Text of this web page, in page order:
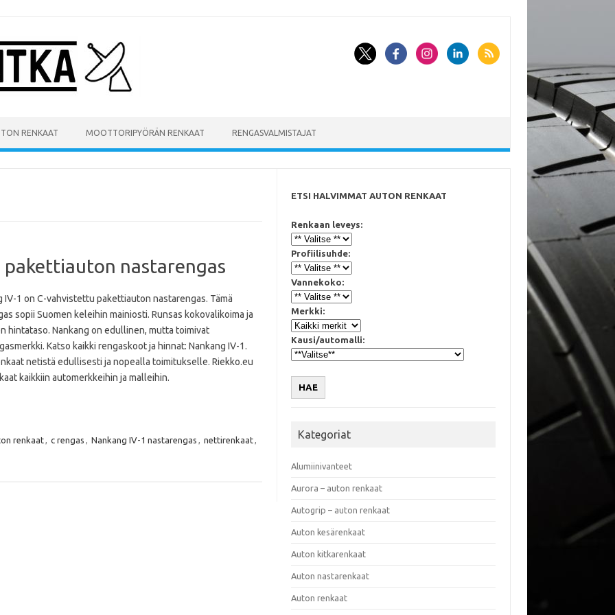
RENKAAT MOOTTORIPYÖRÄN RENKAAT RENGASVALMISTAJAT
pakettiauton nastarengas
IV-1 on C-vahvistettu pakettiauton nastarengas. Tämä
sopii Suomen keleihin mainiosti. Runsas kokovalikoima ja
hintataso. Nankang on edullinen, mutta toimivat
Katso kaikki rengaskoot ja hinnat: Nankang IV-1.
netistä edullisesti ja nopealla toimitukselle. Riekko.eu
kaikkiin automerkkeihin ja malleihin.
renkaat, c rengas , Nankang IV-1 nastarengas , nettirenkaat,
ETSI HALVIMMAT AUTON RENKAAT
Renkaan leveys:
Profiilisuhde:
Vannekoko:
Merkki:
Kausi/automalli:
HAE
Kategoriat
Alumiinivanteet
Aurora – auton renkaat
Autogrip – auton renkaat
Auton kesärenkaat
Auton kitkarenkaat
Auton nastarenkaat
Auton renkaat